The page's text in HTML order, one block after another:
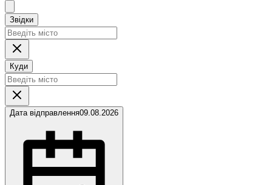
Звідки
Куди
Дата відправлення09.08.2026